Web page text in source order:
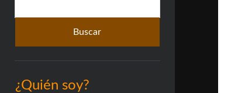
¿Quién soy?